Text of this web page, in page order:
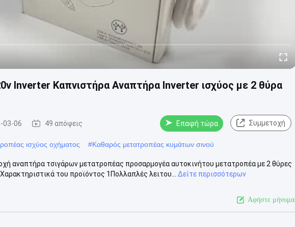
Inverter Καπνιστήρα Αναπτήρα Inverter ισχύος με 2 θύρα
03-06 49 απόψεις Επαφή τώρα Συμμετοχή
ισχύος οχήματος #Καθαρός μετατροπέας κυμάτων σινού
αναπτήρα τσιγάρων μετατροπέας προσαρμογέα αυτοκινήτου μετατροπέα με 2 θύρες
του προϊόντος 1Πολλαπλές λειτου...
Δείτε περισσότερων
Αφήστε μήνυμα.